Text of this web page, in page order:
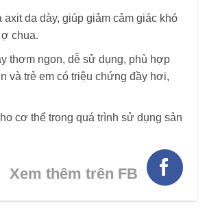
axit dạ dày, giúp giảm cảm giác khó
chua.
thơm ngon, dễ sử dụng, phù hợp
và trẻ em có triệu chứng đầy hơi,
cơ thể trong quá trình sử dụng sản
Xem thêm trên FB